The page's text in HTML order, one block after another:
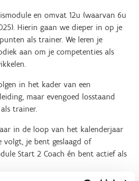
en omvat 12u (waarvan 6u
Hierin gaan we dieper in op je
als trainer. We leren je
aan om je competenties als
in het kader van een
maar evengoed losstaand
trainer.
in de loop van het kalenderjaar
volgt, je bent geslaagd of
Start 2 Coach én bent actief als